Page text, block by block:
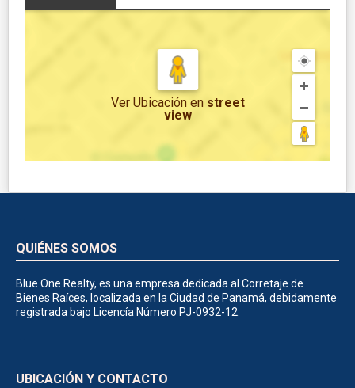
Ver Ubicación en street
view
QUIÉNES SOMOS
Blue One Realty, es una empresa dedicada al Corretaje de
Bienes Raíces, localizada en la Ciudad de Panamá, debidamente
registrada bajo Licencía Número PJ-0932-12.
UBICACIÓN Y CONTACTO